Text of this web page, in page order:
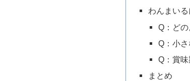
わんまい
Q：ど
Q：小
Q：賞
まとめ